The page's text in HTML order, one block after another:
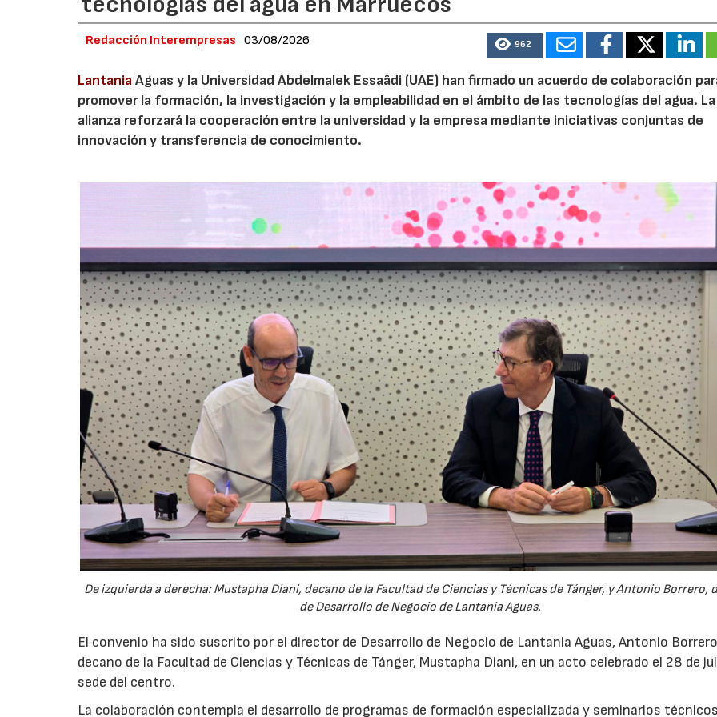
Redacción Interempresas 03/08/2026 962
LantaniaAguas y la Universidad Abdelmalek Essaâdi (UAE) han firmado un acuerdo de colaboración
promover la formación, la investigación y la empleabilidad en el ámbito de las tecnologías del agua. La
alianza reforzará la cooperación entre la universidad y la empresa mediante iniciativas conjuntas de
innovación y transferencia de conocimiento.
De izquierda a derecha: Mustapha Diani, decano de la Facultad de Ciencias y Técnicas de Tánger, y Antonio Borrero,
de Desarrollo de Negocio de Lantania Aguas.
El convenio ha sido suscrito por el director de Desarrollo de Negocio de Lantania Aguas, Antonio
decano de la Facultad de Ciencias y Técnicas de Tánger, Mustapha Diani, en un acto celebrado el 28 de
sede del centro.
La colaboración contempla el desarrollo de programas de formación especializada y seminarios